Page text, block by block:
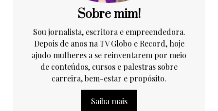
Sobre mim!
Sou jornalista, escritora e empreendedora.
Depois de anos na TV Globo e Record, hoje
ajudo mulheres a se reinventarem por meio
de conteúdos, cursos e palestras sobre
carreira, bem-estar e propósito.
Saiba mais